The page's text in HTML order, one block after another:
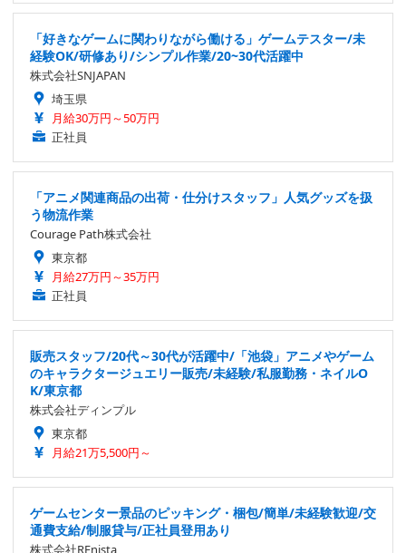
「好きなゲームに関わりながら働ける」ゲームテスター/未
経験OK/研修あり/シンプル作業/20~30代活躍中
株式会社SNJAPAN
埼玉県
月給30万円～50万円
正社員
「アニメ関連商品の出荷・仕分けスタッフ」人気グッズを扱
う物流作業
Courage Path株式会社
東京都
月給27万円～35万円
正社員
販売スタッフ/20代～30代が活躍中/「池袋」アニメやゲーム
のキャラクタージュエリー販売/未経験/私服勤務・ネイルO
K/東京都
株式会社ディンプル
東京都
月給21万5,500円～
ゲームセンター景品のピッキング・梱包/簡単/未経験歓迎/交
通費支給/制服貸与/正社員登用あり
株式会社REnista